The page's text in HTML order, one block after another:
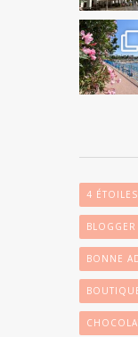
4 ÉTOILES
BLOGGER
BONNE